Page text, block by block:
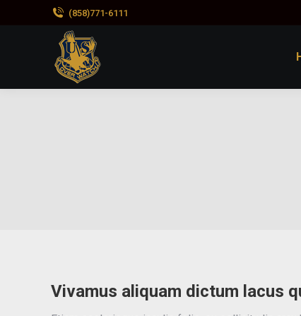
(858)771-6111
Vivamus aliquam dictum lacus